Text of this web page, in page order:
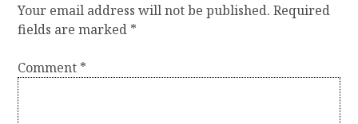
Your email address will not be published. Required
fields are marked *
Comment *